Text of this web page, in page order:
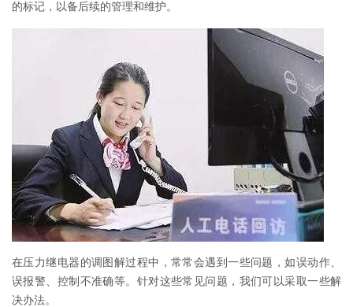
的标记，以备后续的管理和维护。
在压力继电器的调图解过程中，常常会遇到一些问题，如误动作、
误报警、控制不准确等。针对这些常见问题，我们可以采取一些解
决办法。